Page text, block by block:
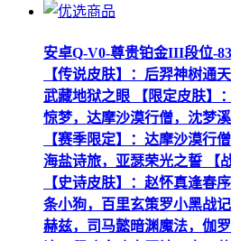
安卓Q-V0-尊贵铂金III段位-
【传说皮肤】：后羿神树通
武藏地狱之眼 【限定皮肤】
惊梦，达摩沙漠行僧，沈梦
【赛季限定】：达摩沙漠行
海盐诗旅，亚瑟荣光之誓 【
【史诗皮肤】：赵怀真逢春
条小狗，百里玄策罗小黑战
赫兹，司马懿暗渊魔法，伽